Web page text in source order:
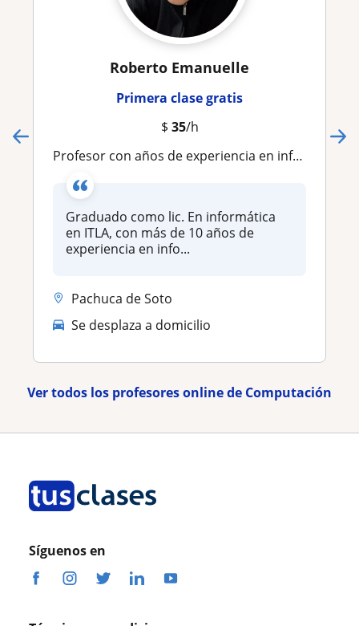
Roberto Emanuelle
Primera clase gratis
$ 35/h
Profesor con años de experiencia en informática administrativa
Graduado como lic. En informática
en ITLA, con más de 10 años de
experiencia en info...
Pachuca de Soto
Se desplaza a domicilio
Ver todos los profesores online de Computación
Síguenos en